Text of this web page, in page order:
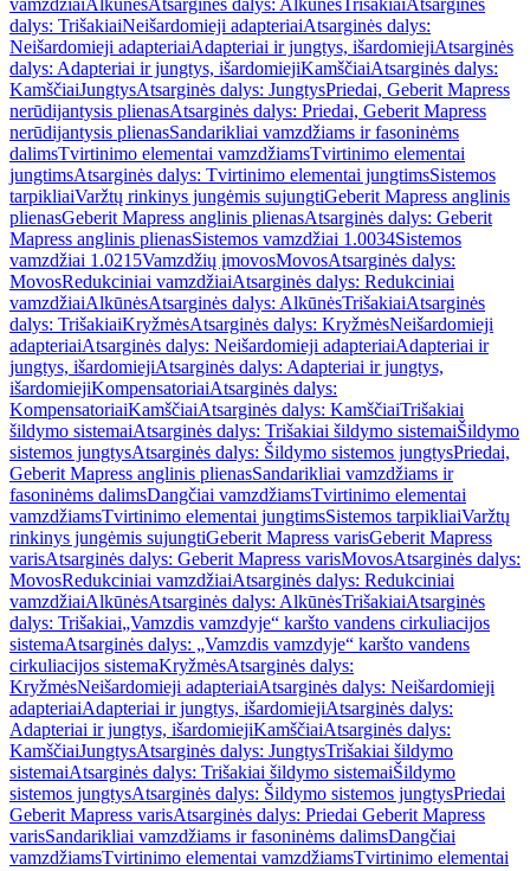
vamzdžiaiAlkūnėsAtsarginės dalys: AlkūnėsTrišakiaiAtsarginės
dalys: TrišakiaiNeišardomieji adapteriaiAtsarginės dalys:
Neišardomieji adapteriaiAdapteriai ir jungtys, išardomiejiAtsarginės
dalys: Adapteriai ir jungtys, išardomiejiKamščiaiAtsarginės dalys:
KamščiaiJungtysAtsarginės dalys: JungtysPriedai, Geberit Mapress
nerūdijantysis plienasAtsarginės dalys: Priedai, Geberit Mapress
nerūdijantysis plienasSandarikliai vamzdžiams ir fasoninėms
dalimsTvirtinimo elementai vamzdžiamsTvirtinimo elementai
jungtimsAtsarginės dalys: Tvirtinimo elementai jungtimsSistemos
tarpikliaiVaržtų rinkinys jungėmis sujungtiGeberit Mapress anglinis
plienasGeberit Mapress anglinis plienasAtsarginės dalys: Geberit
Mapress anglinis plienasSistemos vamzdžiai 1.0034Sistemos
vamzdžiai 1.0215Vamzdžių įmovosMovosAtsarginės dalys:
MovosRedukciniai vamzdžiaiAtsarginės dalys: Redukciniai
vamzdžiaiAlkūnėsAtsarginės dalys: AlkūnėsTrišakiaiAtsarginės
dalys: TrišakiaiKryžmėsAtsarginės dalys: KryžmėsNeišardomieji
adapteriaiAtsarginės dalys: Neišardomieji adapteriaiAdapteriai ir
jungtys, išardomiejiAtsarginės dalys: Adapteriai ir jungtys,
išardomiejiKompensatoriaiAtsarginės dalys:
KompensatoriaiKamščiaiAtsarginės dalys: KamščiaiTrišakiai
šildymo sistemaiAtsarginės dalys: Trišakiai šildymo sistemaiŠildymo
sistemos jungtysAtsarginės dalys: Šildymo sistemos jungtysPriedai,
Geberit Mapress anglinis plienasSandarikliai vamzdžiams ir
fasoninėms dalimsDangčiai vamzdžiamsTvirtinimo elementai
vamzdžiamsTvirtinimo elementai jungtimsSistemos tarpikliaiVaržtų
rinkinys jungėmis sujungtiGeberit Mapress varisGeberit Mapress
varisAtsarginės dalys: Geberit Mapress varisMovosAtsarginės dalys:
MovosRedukciniai vamzdžiaiAtsarginės dalys: Redukciniai
vamzdžiaiAlkūnėsAtsarginės dalys: AlkūnėsTrišakiaiAtsarginės
dalys: Trišakiai„Vamzdis vamzdyje“ karšto vandens cirkuliacijos
sistemaAtsarginės dalys: „Vamzdis vamzdyje“ karšto vandens
cirkuliacijos sistemaKryžmėsAtsarginės dalys:
KryžmėsNeišardomieji adapteriaiAtsarginės dalys: Neišardomieji
adapteriaiAdapteriai ir jungtys, išardomiejiAtsarginės dalys:
Adapteriai ir jungtys, išardomiejiKamščiaiAtsarginės dalys:
KamščiaiJungtysAtsarginės dalys: JungtysTrišakiai šildymo
sistemaiAtsarginės dalys: Trišakiai šildymo sistemaiŠildymo
sistemos jungtysAtsarginės dalys: Šildymo sistemos jungtysPriedai
Geberit Mapress varisAtsarginės dalys: Priedai Geberit Mapress
varisSandarikliai vamzdžiams ir fasoninėms dalimsDangčiai
vamzdžiamsTvirtinimo elementai vamzdžiamsTvirtinimo elementai